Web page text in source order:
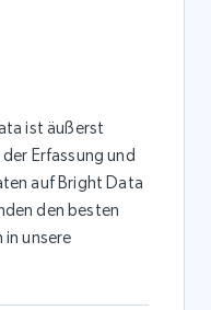
ist äußerst
Erfassung und
auf Bright Data
den besten
unsere